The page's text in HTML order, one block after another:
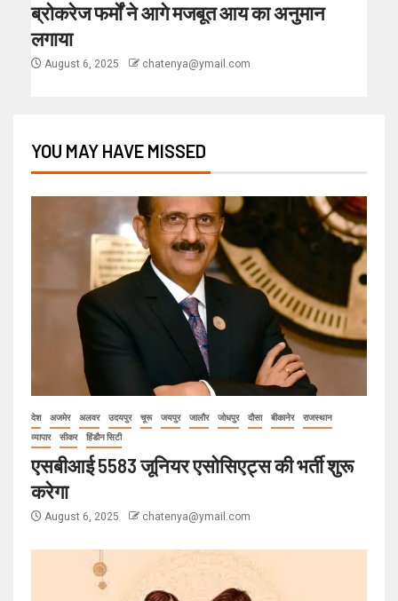
ब्रोकरेज फर्मों ने आगे मजबूत आय का अनुमान
लगाया
August 6, 2025 chatenya@ymail.com
YOU MAY HAVE MISSED
देश अजमेर अलवर उदयपुर चूरू जयपुर जालौर जोधपुर दौसा बीकानेर
राजस्थान
व्यापार
सीकर हिंडौन सिटी
एसबीआई 5583 जूनियर एसोसिएट्स की भर्ती शुरू
करेगा
August 6, 2025 chatenya@ymail.com